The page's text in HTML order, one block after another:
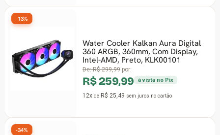
Water Cooler Kalkan Aura Digital
360 ARGB, 360mm, Com Display,
Intel-AMD, Preto, KLK00101
De:R$ 299,99por:
R$ 259,99 à vista no Pix
12xdeR$ 25,49sem juros no cartão
-13%
-34%